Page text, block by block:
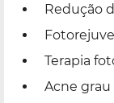
Redução
Terapia
Acne grau